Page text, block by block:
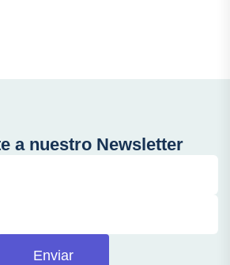
a nuestro Newsletter
Enviar